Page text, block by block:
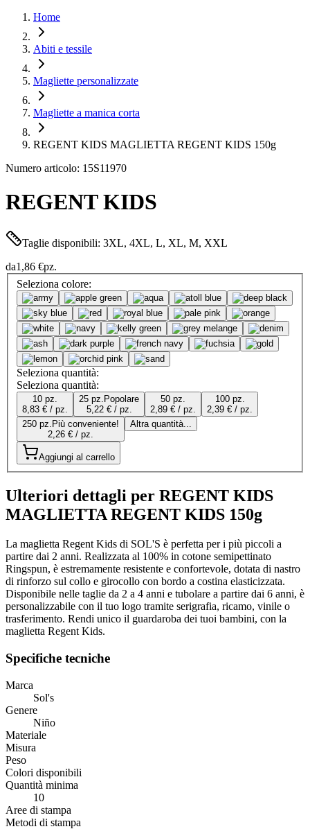
Home
Abiti e tessile
Magliette personalizzate
Magliette a manica corta
REGENT KIDS MAGLIETTA REGENT KIDS 150g
Numero articolo: 15S11970
REGENT KIDS
Taglie disponibili: 3XL, 4XL, L, XL, M, XXL
da1,86 €pz.
Seleziona colore:
Seleziona quantità:
Seleziona quantità:
10 pz.
8,83 € / pz.
25 pz. Popolare
5,22 € / pz.
50 pz.
2,89 € / pz.
100 pz.
2,39 € / pz.
250 pz. Più conveniente!
2,26 € / pz.
Altra quantità...
Aggiungi al carrello
Ulteriori dettagli per REGENT KIDS
MAGLIETTA REGENT KIDS 150g
La maglietta Regent Kids di SOL'S è perfetta per i più piccoli a
partire dai 2 anni. Realizzata al 100% in cotone semipettinato
Ringspun, è estremamente resistente e confortevole, dotata di nastro
di rinforzo sul collo e girocollo con bordo a costina elasticizzata.
Disponibile nelle taglie da 2 a 4 anni e tubolare a partire dai 6 anni, è
personalizzabile con il tuo logo tramite serigrafia, ricamo, vinile o
trasferimento. Rendi unico il guardaroba dei tuoi bambini, con la
maglietta Regent Kids.
Specifiche tecniche
Marca
Sol's
Genere
Niño
Materiale
Misura
Peso
Colori disponibili
Quantità minima
10
Aree di stampa
Metodi di stampa